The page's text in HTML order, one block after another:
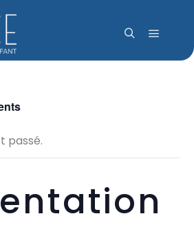
Menu
passé.